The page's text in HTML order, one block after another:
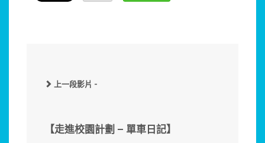
上一段影片 -
【走進校園計劃 – 單車日記】